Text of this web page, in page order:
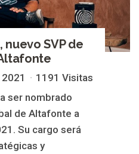
SVP de
1191 Visitas
ser nombrado
de Altafonte a
Su cargo será
y